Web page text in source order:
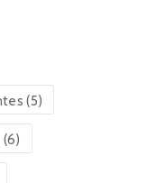
(5)
(6)